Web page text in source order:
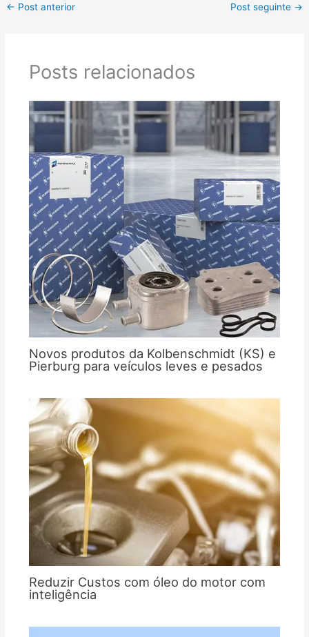
← Post anterior Post seguinte →
Posts relacionados
Novos produtos da Kolbenschmidt (KS) e
Pierburg para veículos leves e pesados
Reduzir Custos com óleo do motor com
inteligência